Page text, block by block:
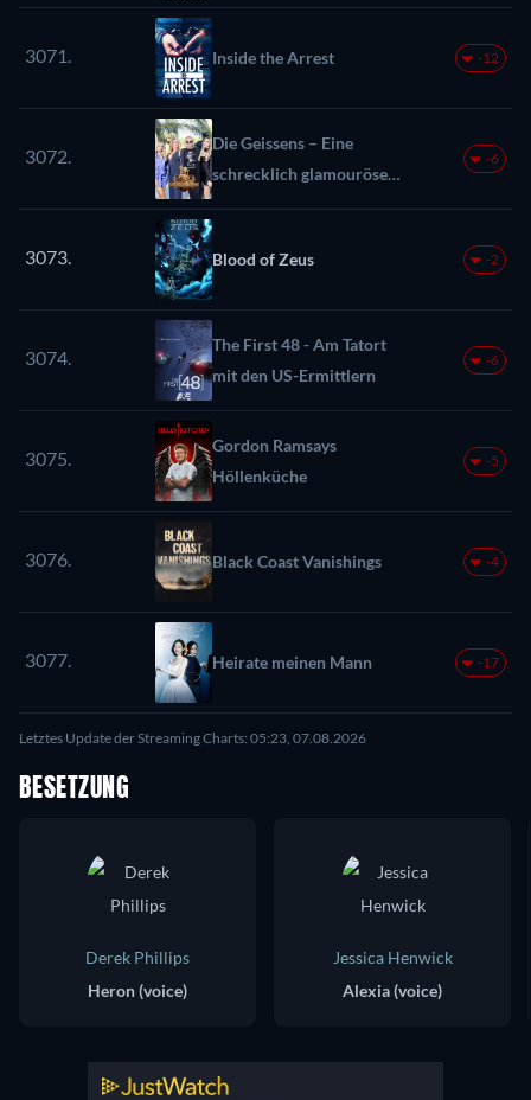
3071. Inside the Arrest -12
3072.
Die Geissens – Eine
schrecklich glamouröse
Familie
-6
3073. Blood of Zeus -2
3074.
The First 48 - Am Tatort
mit den US-Ermittlern
-6
3075.
Gordon Ramsays
Höllenküche
-5
3076. Black Coast Vanishings -4
3077. Heirate meinen Mann -17
Letztes Update der Streaming Charts: 05:23, 07.08.2026
BESETZUNG
Derek Phillips
Heron (voice)
Jessica Henwick
Alexia (voice)